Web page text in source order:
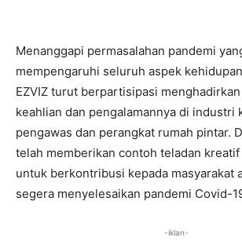
Menanggapi permasalahan pandemi
mempengaruhi seluruh aspek
EZVIZ turut berpartisipasi
keahlian dan pengalamannya di industri
pengawas dan perangkat rumah pintar.
telah memberikan contoh teladan
untuk berkontribusi kepada masyarakat
segera menyelesaikan pandemi Covid-
-iklan-